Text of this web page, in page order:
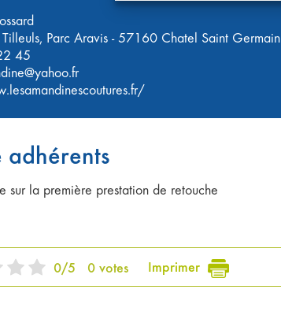
Parc Aravis - 57160 Chatel Saint Germain
45
sur la première prestation de retouche
0/5 0 votes Imprimer